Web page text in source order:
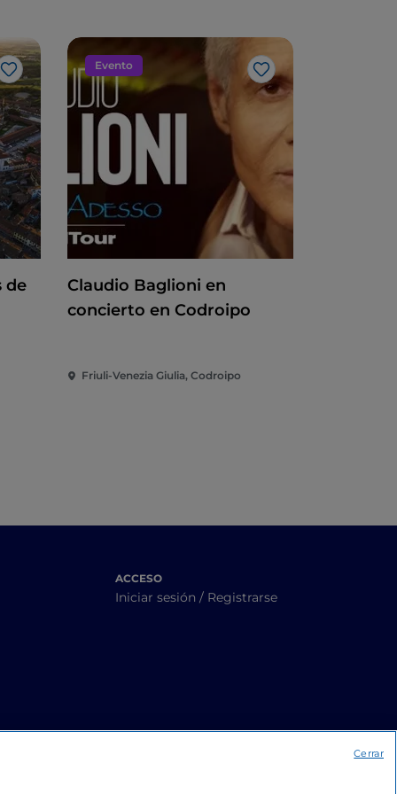
Me gusta
de
Evento
Me gusta
Claudio Baglioni en
concierto en Codroipo
Friuli-Venezia Giulia, Codroipo
ACCESO
Iniciar sesión / Registrarse
Cerrar